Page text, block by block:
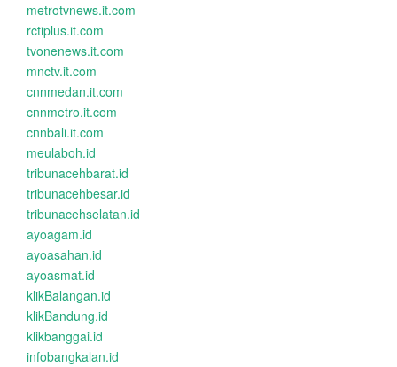
metrotvnews.it.com
rctiplus.it.com
tvonenews.it.com
mnctv.it.com
cnnmedan.it.com
cnnmetro.it.com
cnnbali.it.com
meulaboh.id
tribunacehbarat.id
tribunacehbesar.id
tribunacehselatan.id
ayoagam.id
ayoasahan.id
ayoasmat.id
klikBalangan.id
klikBandung.id
klikbanggai.id
infobangkalan.id